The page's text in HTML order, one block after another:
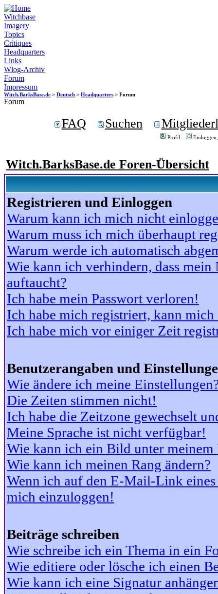
Witchbase
Imagery
Topics
Critiques
Headquarters
Links
Wlog-Archiv
Forum
Impressum
Witch.BarksBase.de > Deutsch > Headquarters > Forum
Forum
FAQ Suchen
Profil
Witch.BarksBase.de Foren-Übersicht
Registrieren und Einloggen
Warum kann ich mich nicht
Warum muss ich mich überhaupt
Warum werde ich automatisch
Wie kann ich verhindern, dass
auftaucht?
Ich habe mein Passwort verloren!
Ich habe mich registriert, kann
Ich habe mich vor einiger Zeit
Benutzerangaben und
Wie ändere ich meine
Die Zeiten stimmen nicht!
Ich habe die Zeitzone gewechselt
Meine Sprache ist nicht verfügbar!
Wie kann ich ein Bild unter meinem
Wie kann ich meinen Rang ändern?
Wenn ich auf den E-Mail-Link
mich einzuloggen!
Beiträge schreiben
Wie schreibe ich ein Thema in ein
Wie editiere oder lösche ich einen
Wie kann ich eine Signatur